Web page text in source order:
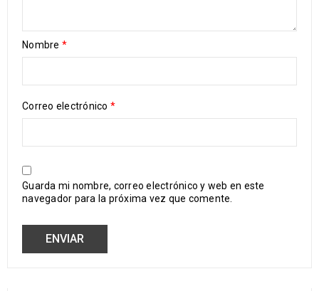
Nombre *
Correo electrónico *
Guarda mi nombre, correo electrónico y web en este
navegador para la próxima vez que comente.